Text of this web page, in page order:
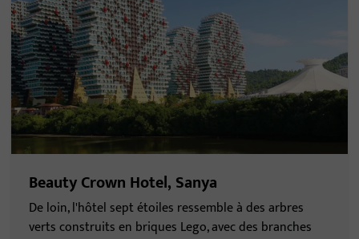
Beauty Crown Hotel, Sanya
De loin, l'hôtel sept étoiles ressemble à des arbres
verts construits en briques Lego, avec des branches